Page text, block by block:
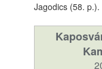
Jagodics (58. p.).